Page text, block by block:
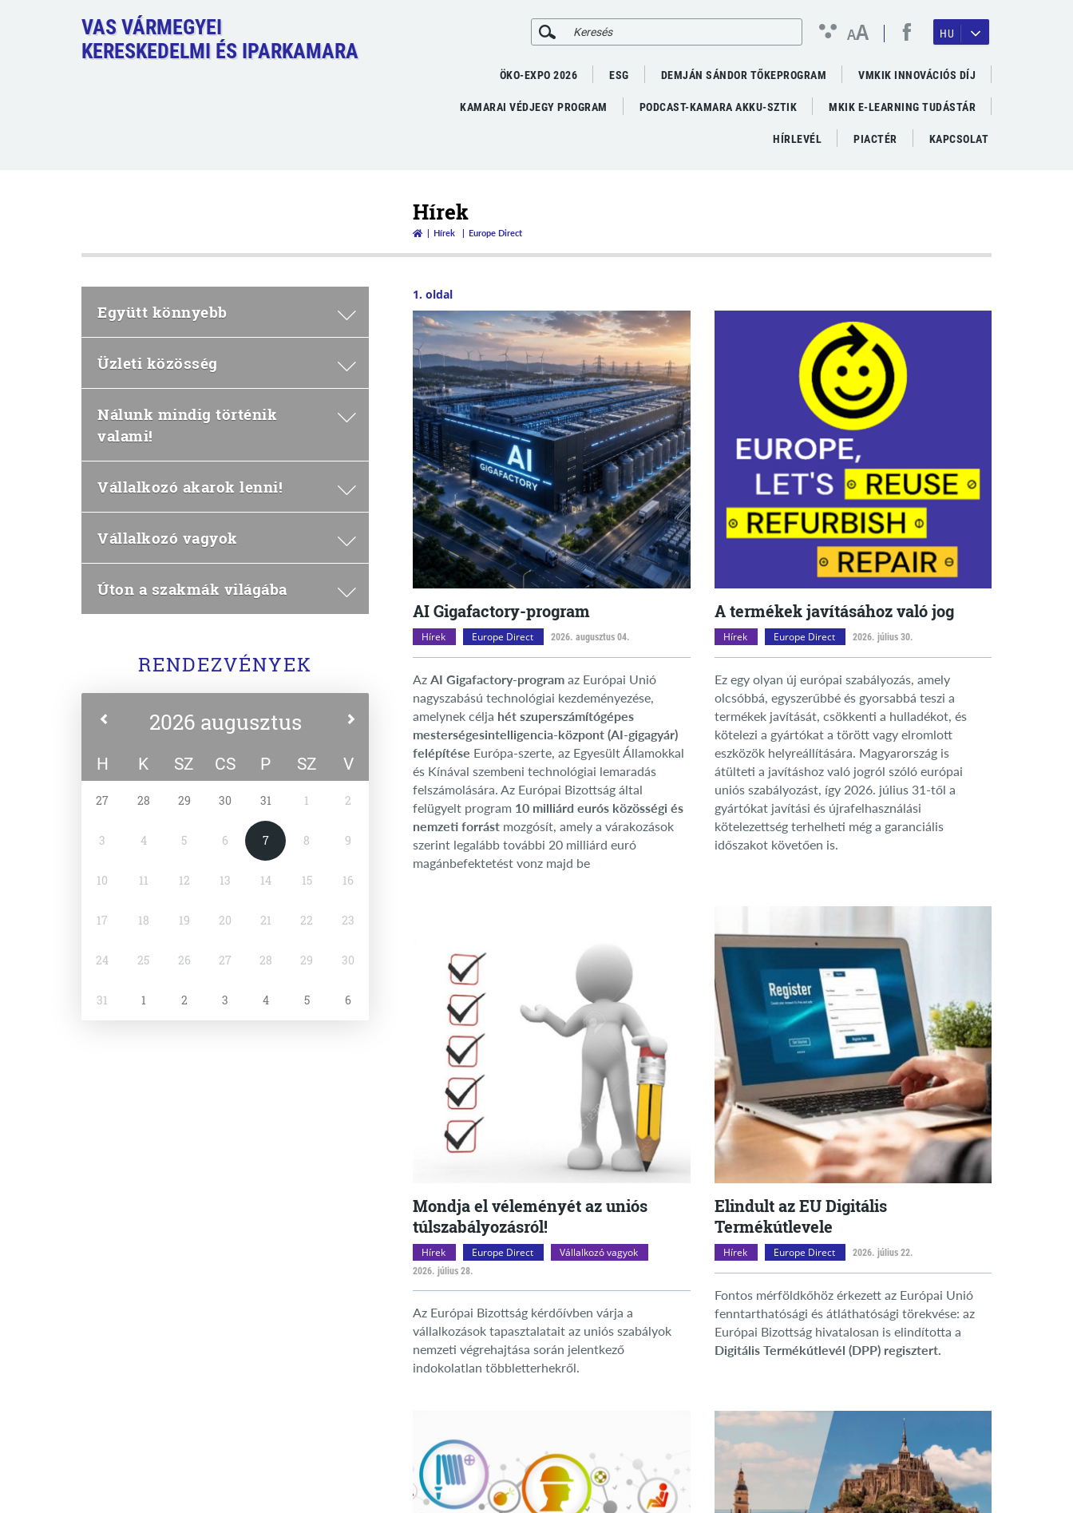
VAS VÁRMEGYEI
KERESKEDELMI ÉS IPARKAMARA
AA HU
ÖKO-EXPO 2026 ESG DEMJÁN SÁNDOR TŐKEPROGRAM VMKIK INNOVÁCIÓS DÍJ
KAMARAI VÉDJEGY PROGRAM PODCAST-KAMARA AKKU-SZTIK MKIK E-LEARNING TUDÁSTÁR
HÍRLEVÉL PIACTÉR KAPCSOLAT
Hírek
Hírek Europe Direct
Együtt könnyebb
Üzleti közösség
Nálunk mindig történik
valami!
Vállalkozó akarok lenni!
Vállalkozó vagyok
Úton a szakmák világába
RENDEZVÉNYEK
2026 augusztus
H K SZ CS P SZ V
27 28 29 30 31 1 2
3 4 5 6 7 8 9
10 11 12 13 14 15 16
17 18 19 20 21 22 23
24 25 26 27 28 29 30
31 1 2 3 4 5 6
1. oldal
AI Gigafactory-program
Hírek Europe Direct 2026. augusztus 04.
Az AI Gigafactory-program az Európai Unió
nagyszabású technológiai kezdeményezése,
amelynek célja hét szuperszámítógépes
mesterségesintelligencia-központ (AI-gigagyár)
felépítése Európa-szerte, az Egyesült Államokkal
és Kínával szembeni technológiai lemaradás
felszámolására. Az Európai Bizottság által
felügyelt program 10 milliárd eurós közösségi és
nemzeti forrást mozgósít, amely a várakozások
szerint legalább további 20 milliárd euró
magánbefektetést vonz majd be
A termékek javításához való jog
Hírek Europe Direct 2026. július 30.
Ez egy olyan új európai szabályozás, amely
olcsóbbá, egyszerűbbé és gyorsabbá teszi a
termékek javítását, csökkenti a hulladékot, és
kötelezi a gyártókat a törött vagy elromlott
eszközök helyreállítására. Magyarország is
átülteti a javításhoz való jogról szóló európai
uniós szabályozást, így 2026. július 31-től a
gyártókat javítási és újrafelhasználási
kötelezettség terhelheti még a garanciális
időszakot követően is.
Mondja el véleményét az uniós
túlszabályozásról!
Hírek Europe Direct Vállalkozó vagyok
2026. július 28.
Az Európai Bizottság kérdőívben várja a
vállalkozások tapasztalatait az uniós szabályok
nemzeti végrehajtása során jelentkező
indokolatlan többletterhekről.
Elindult az EU Digitális
Termékútlevele
Hírek Europe Direct 2026. július 22.
Fontos mérföldkőhöz érkezett az Európai Unió
fenntarthatósági és átláthatósági törekvése: az
Európai Bizottság hivatalosan is elindította a
Digitális Termékútlevél (DPP) regisztert.